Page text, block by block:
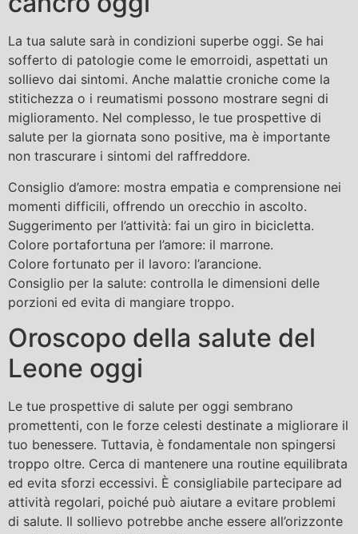
La tua salute sarà in condizioni superbe oggi. Se hai
sofferto di patologie come le emorroidi, aspettati un
sollievo dai sintomi. Anche malattie croniche come la
stitichezza o i reumatismi possono mostrare segni di
miglioramento. Nel complesso, le tue prospettive di
salute per la giornata sono positive, ma è importante
non trascurare i sintomi del raffreddore.
Consiglio d’amore: mostra empatia e comprensione nei
momenti difficili, offrendo un orecchio in ascolto.
Suggerimento per l’attività: fai un giro in bicicletta.
Colore portafortuna per l’amore: il marrone.
Colore fortunato per il lavoro: l’arancione.
Consiglio per la salute: controlla le dimensioni delle
porzioni ed evita di mangiare troppo.
Oroscopo della salute del
Leone oggi
Le tue prospettive di salute per oggi sembrano
promettenti, con le forze celesti destinate a migliorare il
tuo benessere. Tuttavia, è fondamentale non spingersi
troppo oltre. Cerca di mantenere una routine equilibrata
ed evita sforzi eccessivi. È consigliabile partecipare ad
attività regolari, poiché può aiutare a evitare problemi
di salute. Il sollievo potrebbe anche essere all’orizzonte